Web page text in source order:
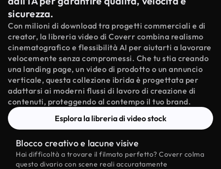
sicurezza.
Con milioni di download tra progetti commerciali e di
creator, la libreria video di Coverr combina realismo
cinematografico e flessibilità AI per aiutarti a lavorare
velocemente senza compromessi. Che tu stia creando
una landing page, un video di prodotto o un annuncio
verticale, questa collezione ibrida è progettata per
adattarsi ai moderni flussi di lavoro di creazione di
contenuti, proteggendo al contempo il tuo brand.
Esplora la libreria di video stock
Blocco creativo e lacune visive
Hai difficoltà a trovare il filmato perfetto? Coverr colma
questo divario con scene reali accuratamente